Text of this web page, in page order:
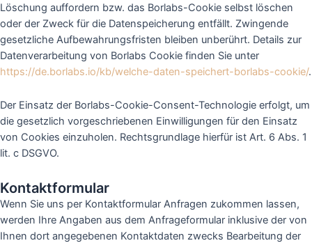
Löschung auffordern bzw. das Borlabs-Cookie selbst löschen
oder der Zweck für die Datenspeicherung entfällt. Zwingende
gesetzliche Aufbewahrungsfristen bleiben unberührt. Details zur
Datenverarbeitung von Borlabs Cookie finden Sie unter
https://de.borlabs.io/kb/welche-daten-speichert-borlabs-cookie/.
Der Einsatz der Borlabs-Cookie-Consent-Technologie erfolgt, um
die gesetzlich vorgeschriebenen Einwilligungen für den Einsatz
von Cookies einzuholen. Rechtsgrundlage hierfür ist Art. 6 Abs. 1
lit. c DSGVO.
Kontaktformular
Wenn Sie uns per Kontaktformular Anfragen zukommen lassen,
werden Ihre Angaben aus dem Anfrageformular inklusive der von
Ihnen dort angegebenen Kontaktdaten zwecks Bearbeitung der